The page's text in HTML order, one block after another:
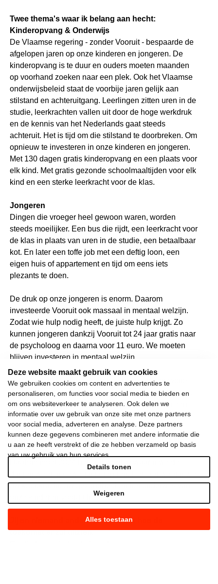
Deze website maakt gebruik van cookies
We gebruiken cookies om content en advertenties te
personaliseren, om functies voor social media te bieden en
om ons websiteverkeer te analyseren. Ook delen we
informatie over uw gebruik van onze site met onze partners
voor social media, adverteren en analyse. Deze partners
kunnen deze gegevens combineren met andere informatie die
u aan ze heeft verstrekt of die ze hebben verzameld op basis
van uw gebruik van hun services.
Alles toestaan
Weigeren
Details tonen
Twee thema's waar ik belang aan hecht:
Kinderopvang & Onderwijs
De Vlaamse regering - zonder Vooruit - bespaarde de
afgelopen jaren op onze kinderen en jongeren. De
kinderopvang is te duur en ouders moeten maanden
op voorhand zoeken naar een plek. Ook het Vlaamse
onderwijsbeleid staat de voorbije jaren gelijk aan
stilstand en achteruitgang. Leerlingen zitten uren in de
studie, leerkrachten vallen uit door de hoge werkdruk
en de kennis van het Nederlands gaat steeds
achteruit. Het is tijd om die stilstand te doorbreken. Om
opnieuw te investeren in onze kinderen en jongeren.
Met 130 dagen gratis kinderopvang en een plaats voor
elk kind. Met gratis gezonde schoolmaaltijden voor elk
kind en een sterke leerkracht voor de klas.
Jongeren
Dingen die vroeger heel gewoon waren, worden
steeds moeilijker. Een bus die rijdt, een leerkracht voor
de klas in plaats van uren in de studie, een betaalbaar
kot. En later een toffe job met een deftig loon, een
eigen huis of appartement en tijd om eens iets
plezants te doen.
De druk op onze jongeren is enorm. Daarom
investeerde Vooruit ook massaal in mentaal welzijn.
Zodat wie hulp nodig heeft, de juiste hulp krijgt. Zo
kunnen jongeren dankzij Vooruit tot 24 jaar gratis naar
de psycholoog en daarna voor 11 euro. We moeten
blijven investeren in mentaal welzijn.
Wij willen de stilstand doorbreken en al die gewone
dingen opnieuw mogelijk maken voor onze jongeren.
Zodat jongeren weer voluit kunnen dromen van een
mooie toekomst, waar iedereen zichzelf kan zijn.
Wij weigeren ons neer te leggen bij stilstand en
achteruitgang.
uw koopkracht, uw gezondheid en het onderwijs van
onze kinderen vooruit helpen.
Jij en niemand anders kiest straks hoe de
toekomst er zal uitzien.